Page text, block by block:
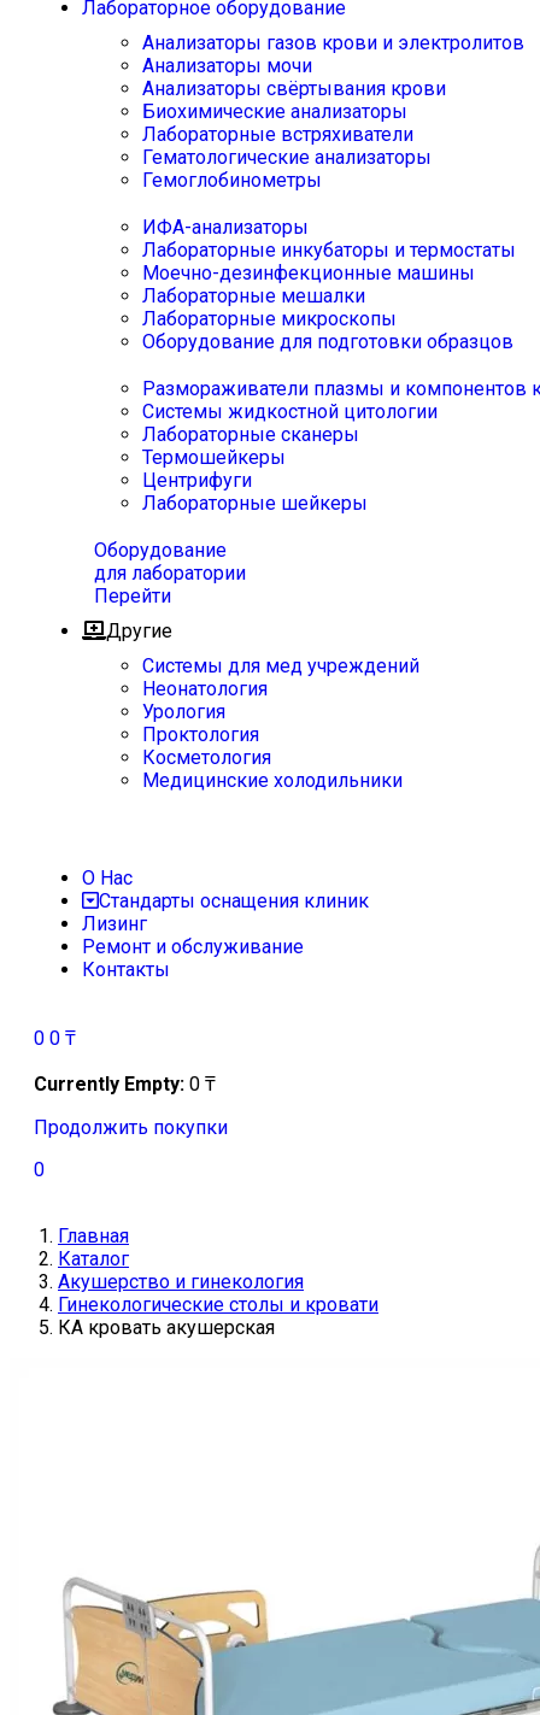
Лабораторное оборудование
Анализаторы газов крови и электролитов
Анализаторы мочи
Анализаторы свёртывания крови
Биохимические анализаторы
Лабораторные встряхиватели
Гематологические анализаторы
Гемоглобинометры
ИФА-анализаторы
Лабораторные инкубаторы и термостаты
Моечно-дезинфекционные машины
Лабораторные мешалки
Лабораторные микроскопы
Оборудование для подготовки образцов
Размораживатели плазмы и компонентов
Системы жидкостной цитологии
Лабораторные сканеры
Термошейкеры
Центрифуги
Лабораторные шейкеры
Оборудование
для лаборатории
Перейти
Другие
Системы для мед учреждений
Неонатология
Урология
Проктология
Косметология
Медицинские холодильники
О Нас
Стандарты оснащения клиник
Лизинг
Ремонт и обслуживание
Контакты
0 0 ₸
Currently Empty: 0 ₸
Продолжить покупки
0
Главная
Каталог
Акушерство и гинекология
Гинекологические столы и кровати
КА кровать акушерская